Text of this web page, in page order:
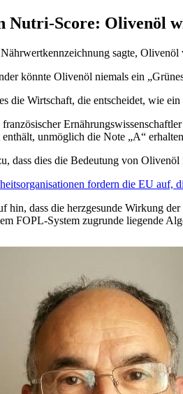
Nutri-Score: Olivenöl
sagte, Olivenöl
könnte Olivenöl niemals ein
die Wirtschaft, die entscheidet, wie
unmöglich die Note „A“
dass dies die Bedeutung von
fordern die EU auf,
hin, dass die herzgesunde Wirkung
FOPL-System zugrunde liegende